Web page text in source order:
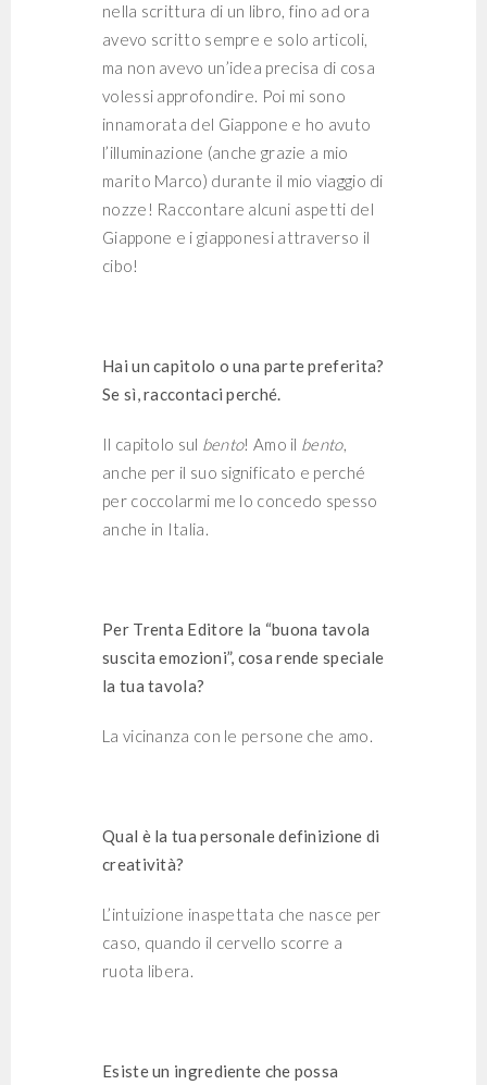
nella scrittura di un libro, fino ad ora
avevo scritto sempre e solo articoli,
ma non avevo un’idea precisa di cosa
volessi approfondire. Poi mi sono
innamorata del Giappone e ho avuto
l’illuminazione (anche grazie a mio
marito Marco) durante il mio viaggio di
nozze! Raccontare alcuni aspetti del
Giappone e i giapponesi attraverso il
cibo!
Hai un capitolo o una parte preferita?
Se sì, raccontaci perché.
Il capitolo sul bento! Amo il bento,
anche per il suo significato e perché
per coccolarmi me lo concedo spesso
anche in Italia.
Per Trenta Editore la “buona tavola
suscita emozioni”, cosa rende speciale
la tua tavola?
La vicinanza con le persone che amo.
Qual è la tua personale definizione di
creatività?
L’intuizione inaspettata che nasce per
caso, quando il cervello scorre a
ruota libera.
Esiste un ingrediente che possa